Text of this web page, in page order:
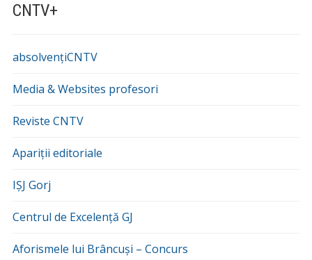
CNTV+
absolvențiCNTV
Media & Websites profesori
Reviste CNTV
Apariții editoriale
IȘJ Gorj
Centrul de Excelență GJ
Aforismele lui Brâncuși – Concurs